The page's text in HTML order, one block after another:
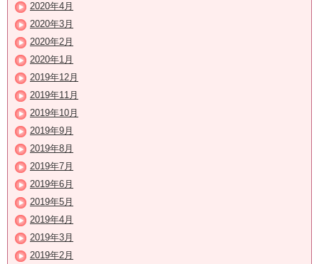
2020年4月
2020年3月
2020年2月
2020年1月
2019年12月
2019年11月
2019年10月
2019年9月
2019年8月
2019年7月
2019年6月
2019年5月
2019年4月
2019年3月
2019年2月